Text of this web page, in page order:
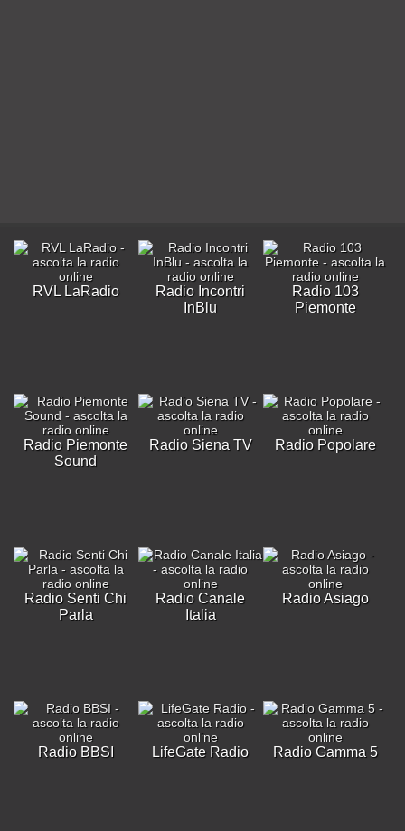
RVL LaRadio
Radio Incontri
InBlu
Radio 103
Piemonte
Radio Piemonte
Sound
Radio Siena TV Radio Popolare
Radio Senti Chi
Parla
Radio Canale
Italia
Radio Asiago
Radio BBSI LifeGate Radio Radio Gamma 5